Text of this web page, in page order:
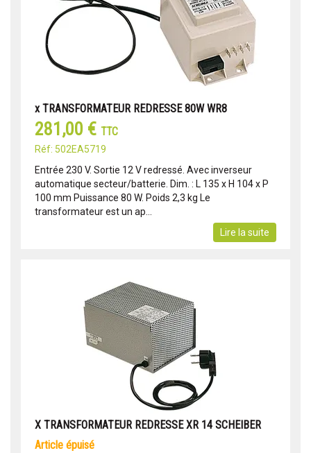
x TRANSFORMATEUR REDRESSE 80W WR8
281,00 € TTC
Réf: 502EA5719
Entrée 230 V. Sortie 12 V redressé. Avec inverseur
automatique secteur/batterie. Dim. : L 135 x H 104 x P
100 mm Puissance 80 W. Poids 2,3 kg Le
transformateur est un ap...
Lire la suite
X TRANSFORMATEUR REDRESSE XR 14 SCHEIBER
article épuisé